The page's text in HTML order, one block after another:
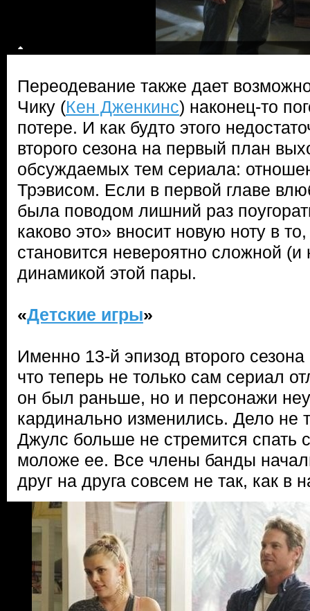
Переодевание также дает
Чику (Кен Дженкинс) наконец-то
потере. И как будто этого
второго сезона на первый план
обсуждаемых тем сериала:
Трэвисом. Если в первой главе
была поводом лишний раз
каково это» вносит новую ноту в то,
становится невероятно сложной
динамикой этой пары.
«Детские игры»
Именно 13-й эпизод второго
что теперь не только сам сериал
он был раньше, но и персонажи
кардинально изменились. Дело не
Джулс больше не стремится спать
моложе ее. Все члены банды
друг на друга совсем не так, как в